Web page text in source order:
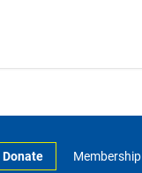
Donate Membership